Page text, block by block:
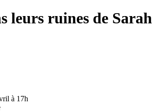
leurs ruines de
à 17h